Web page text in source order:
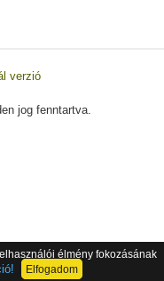
verzió
jog fenntartva.
élmény fokozásának
Elfogadom